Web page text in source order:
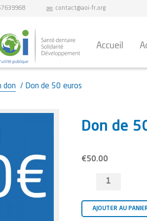
contact@aoi-fr.org
Accueil
don / Don de 50 euros
Don de
€50.00
quantité
de
AJOUTER AU